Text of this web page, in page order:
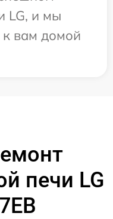
LG, и мы
к вам домой
печи LG